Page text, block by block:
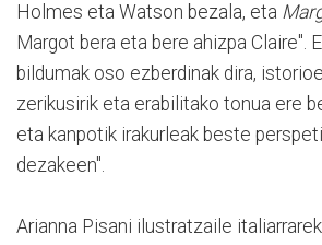
Holmes eta Watson bezala, eta
Margot bera eta bere ahizpa Claire".
bildumak oso ezberdinak dira,
zerikusirik eta erabilitako tonua ere
eta kanpotik irakurleak beste
dezakeen".
Arianna Pisani ilustratzaile